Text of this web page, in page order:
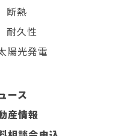
断熱
耐久性
陽光発電
ース
産情報